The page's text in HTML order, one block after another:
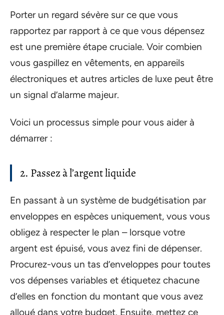
Porter un regard sévère sur ce que vous
rapportez par rapport à ce que vous dépensez
est une première étape cruciale. Voir combien
vous gaspillez en vêtements, en appareils
électroniques et autres articles de luxe peut être
un signal d’alarme majeur.
Voici un processus simple pour vous aider à
démarrer :
2. Passez à l’argent liquide
En passant à un système de budgétisation par
enveloppes en espèces uniquement, vous vous
obligez à respecter le plan – lorsque votre
argent est épuisé, vous avez fini de dépenser.
Procurez-vous un tas d’enveloppes pour toutes
vos dépenses variables et étiquetez chacune
d’elles en fonction du montant que vous avez
alloué dans votre budget. Ensuite, mettez ce